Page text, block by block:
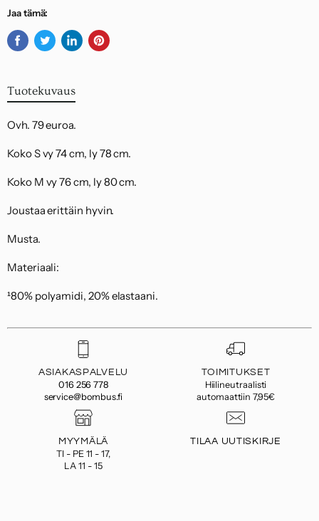
Jaa tämä:
Jaa
Twiittaa
Jaa
Kiinnitä
Tuotekuvaus
Ovh. 79 euroa.
Koko S vy 74 cm, ly 78 cm.
Koko M vy 76 cm, ly 80 cm.
Joustaa erittäin hyvin.
Musta.
Materiaali:
¹80% polyamidi, 20% elastaani.
ASIAKASPALVELU
016 256 778
service@bombus.fi
TOIMITUKSET
Hiilineutraalisti
automaattiin 7,95€
MYYMÄLÄ
TI - PE 11 - 17,
LA 11 - 15
TILAA UUTISKIRJE